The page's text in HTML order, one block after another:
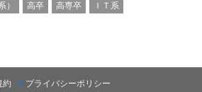
） 高卒 高専卒 ＩＴ系
約 プライバシーポリシー